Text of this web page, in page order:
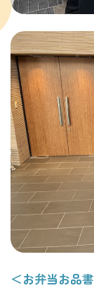
＜お弁当お品